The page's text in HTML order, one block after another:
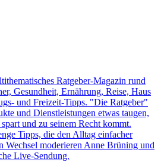
Ratgeber-Magazin rund
Gesundheit, Ernährung, Reise, Haus
und Freizeit-Tipps. "Die Ratgeber"
und Dienstleistungen etwas taugen,
und zu seinem Recht kommt.
Tipps, die den Alltag einfacher
Wechsel moderieren Anne Brüning und
Live-Sendung.